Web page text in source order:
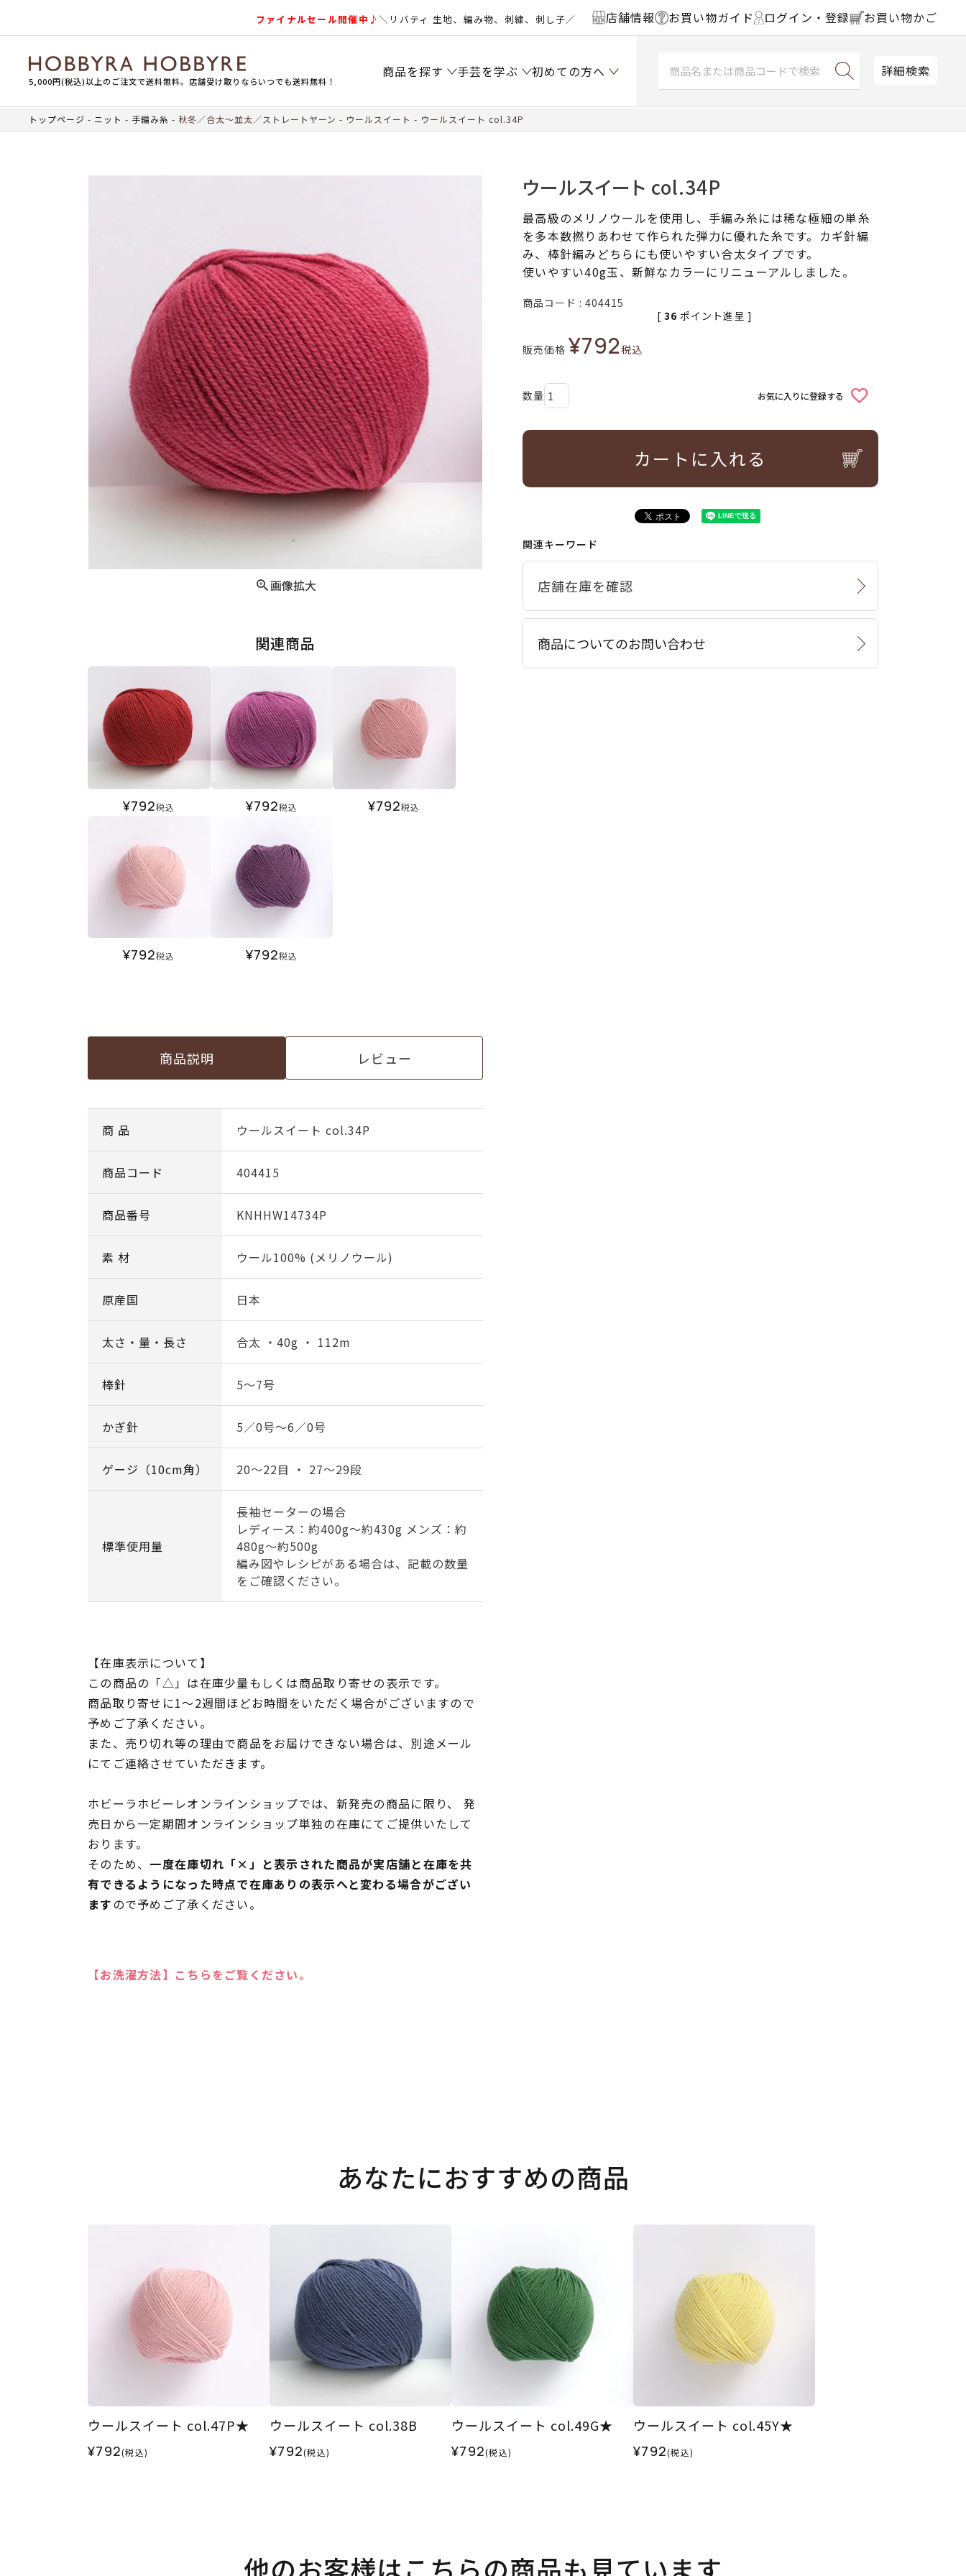
ファイナルセール開催中♪＼リバティ 生地、編み物、刺繍、刺し子／ 店舗情報 お買い物ガイド ログイン・登録 お買い物かご
5,000円(税込)以上のご注文で送料無料。店舗受け取りならいつでも送料無料！
商品を探す 手芸を学ぶ 初めての方へ 詳細検索
トップページ ニット 手編み糸 秋冬／合太～並太／ストレートヤーン ウールスイート ウールスイート col.34P
画像拡大
関連商品
¥792税込 ¥792税込 ¥792税込
¥792税込 ¥792税込
商品説明 レビュー
商 品 ウールスイート col.34P
商品コード 404415
商品番号 KNHHW14734P
素 材 ウール100% (メリノウール)
原産国 日本
太さ・量・長さ 合太 ・40g ・ 112m
棒針 5～7号
かぎ針 5／0号～6／0号
ゲージ（10cm角） 20～22目 ・ 27～29段
標準使用量
長袖セーターの場合
レディース：約400g～約430g メンズ：約
480g～約500g
編み図やレシピがある場合は、記載の数量
をご確認ください。
【在庫表示について】
この商品の「△」は在庫少量もしくは商品取り寄せの表示です。
商品取り寄せに1～2週間ほどお時間をいただく場合がございますので
予めご了承ください。
また、売り切れ等の理由で商品をお届けできない場合は、別途メール
にてご連絡させていただきます。
ホビーラホビーレオンラインショップでは、新発売の商品に限り、 発
売日から一定期間オンラインショップ単独の在庫にてご提供いたして
おります。
そのため、 一度在庫切れ「×」と表示された商品が実店舗と在庫を共
有できるようになった時点で在庫ありの表示へと変わる場合がござい
ますので予めご了承ください。
【お洗濯方法】こちらをご覧ください。
ウールスイート col.34P
最高級のメリノウールを使用し、手編み糸には稀な極細の単糸
を多本数撚りあわせて作られた弾力に優れた糸です。カギ針編
み、棒針編みどちらにも使いやすい合太タイプです。
使いやすい40g玉、新鮮なカラーにリニューアルしました。
商品コード 404415
販売価格 ¥792税込
[ 36 ポイント進呈 ]
お気に入りに登録する
カートに入れる
関連キーワード
商品についてのお問い合わせ
あなたにおすすめの商品
ウールスイート col.47P★
¥792(税込)
ウールスイート col.38B
¥792(税込)
ウールスイート col.49G★
¥792(税込)
ウールスイート col.45Y★
¥792(税込)
他のお客様はこちらの商品も見ています